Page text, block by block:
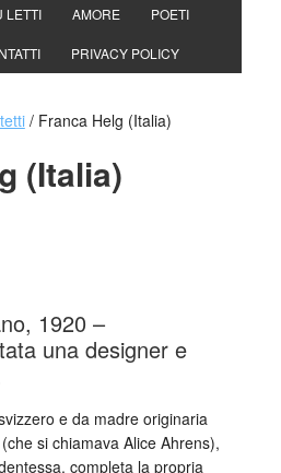
LETTI AMORE POETI
PRIVACY POLICY
/Franca Helg (Italia)
(Italia)
1920 –
una designer e
e da madre originaria
si chiamava Alice Ahrens),
completa la propria